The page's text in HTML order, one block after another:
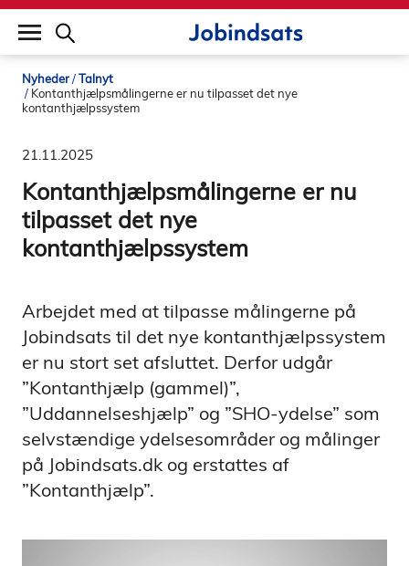
builddate: 2026-02-02 16:12:57
Nyheder
Talnyt
Kontanthjælpsmålingerne er nu tilpasset det nye
kontanthjælpssystem
21.11.2025
Kontanthjælpsmålingerne er nu
tilpasset det nye
kontanthjælpssystem
Arbejdet med at tilpasse målingerne på
Jobindsats til det nye kontanthjælpssystem
er nu stort set afsluttet. Derfor udgår
”Kontanthjælp (gammel)”,
”Uddannelseshjælp” og ”SHO-ydelse” som
selvstændige ydelsesområder og målinger
på Jobindsats.dk og erstattes af
”Kontanthjælp”.